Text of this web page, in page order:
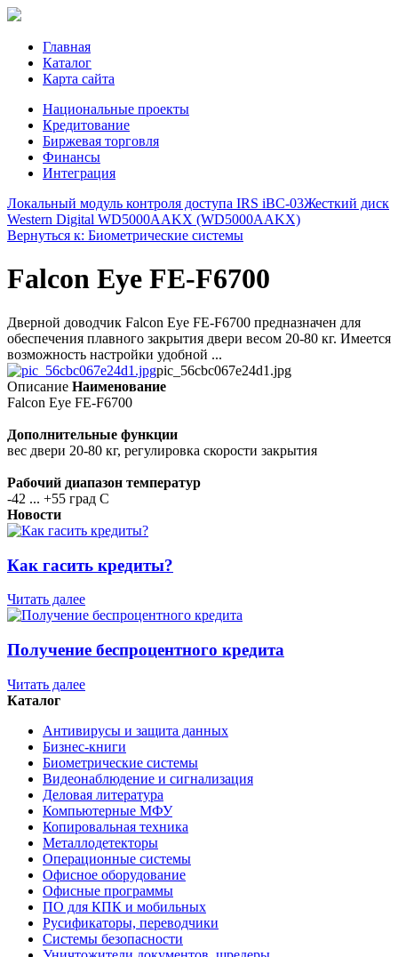
Главная
Каталог
Карта сайта
Национальные проекты
Кредитование
Биржевая торговля
Финансы
Интеграция
Локальный модуль контроля доступа IRS iBC-03Жесткий диск
Western Digital WD5000AAKX (WD5000AAKX)
Вернуться к: Биометрические системы
Falcon Eye FE-F6700
Дверной доводчик Falcon Eye FE-F6700 предназначен для
обеспечения плавного закрытия двери весом 20-80 кг. Имеется
возможность настройки удобной ...
pic_56cbc067e24d1.jpg
Описание Наименование
Falcon Eye FE-F6700
Дополнительные функции
вес двери 20-80 кг, регулировка скорости закрытия
Рабочий диапазон температур
-42 ... +55 град С
Новости
Как гасить кредиты?
Читать далее
Получение беспроцентного кредита
Читать далее
Каталог
Антивирусы и защита данных
Бизнес-книги
Биометрические системы
Видеонаблюдение и сигнализация
Деловая литература
Компьютерные МФУ
Копировальная техника
Металлодетекторы
Операционные системы
Офисное оборудование
Офисные программы
ПО для КПК и мобильных
Русификаторы, переводчики
Системы безопасности